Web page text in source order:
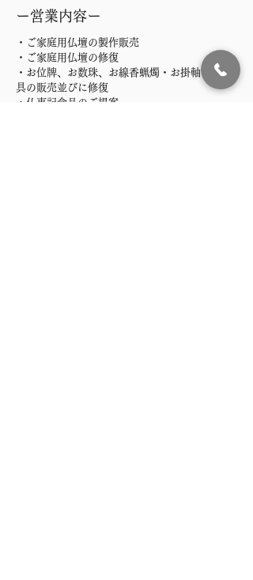
ー営業内容ー
・ご家庭用仏壇の製作販売
・ご家庭用仏壇の修復
・お位牌、お数珠、お線香蝋燭・お掛軸など仏
具の販売並びに修復
・仏事記念品のご提案